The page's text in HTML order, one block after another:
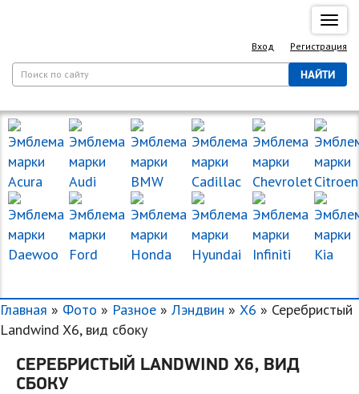
Вход Регистрация
НАЙТИ
Главная » Фото » Разное » Лэндвин » X6 » Серебристый
Landwind X6, вид сбоку
СЕРЕБРИСТЫЙ LANDWIND X6, ВИД
СБОКУ